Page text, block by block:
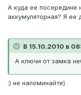
А куда ее посередине
аккумуляторная? Я ее
В 15.10.2010 в
А ключи от замка
:) не напоминайте)